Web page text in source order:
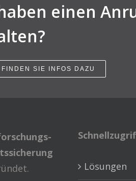
einen
FINDEN SIE INFOS DAZU
Lösungen